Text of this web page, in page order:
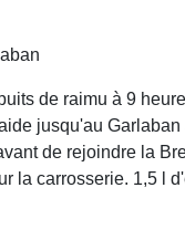
de raimu à 9
jusqu'au
de rejoindre la
la carrosserie. 1,5 l